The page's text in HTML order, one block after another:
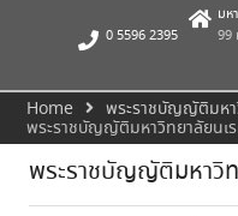
0 5596 2395
มห
99
Home
พระราชบัญญัติมหา
พระราชบัญญัติมหาวิทยาลัยนเ
พระราชบัญญัติมหาวิ